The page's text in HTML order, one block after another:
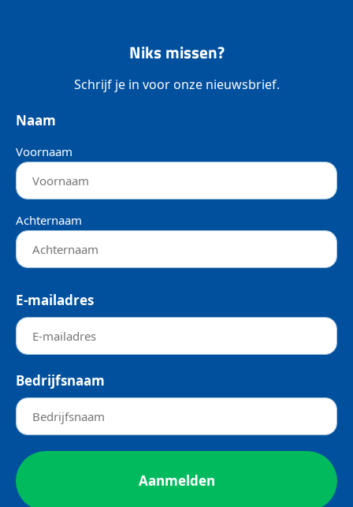
Niks missen?
Schrijf je in voor onze nieuwsbrief.
Naam
Voornaam
Achternaam
E-mailadres
Bedrijfsnaam